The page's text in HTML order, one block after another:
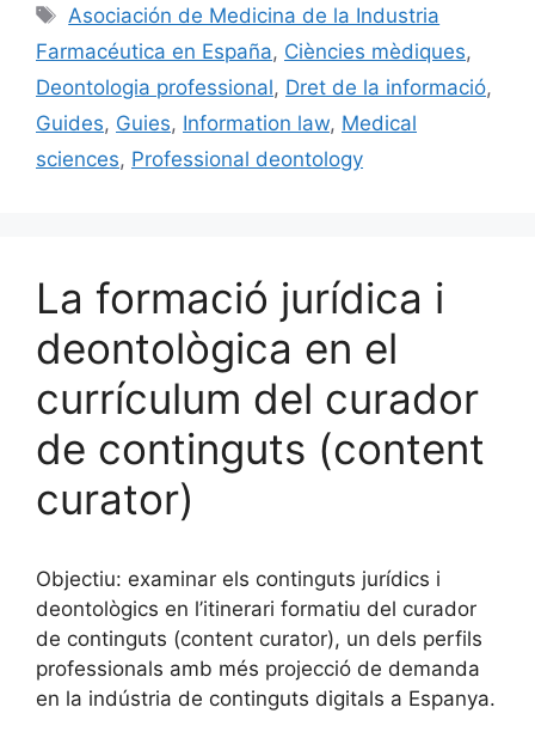
e
b
o
o
k
l
s
k
y
e
dI
n
p
ar
te
ix
Etiquetes
Asociación de Medicina de la Industria
Farmacéutica en España, Ciències mèdiques,
Deontologia professional, Dret de la informació,
Guides, Guies, Information law, Medical
sciences, Professional deontology
La formació jurídica i
deontològica en el
currículum del curador
de continguts (content
curator)
Objectiu: examinar els continguts jurídics i
deontològics en l’itinerari formatiu del curador
de continguts (content curator), un dels perfils
professionals amb més projecció de demanda
en la indústria de continguts digitals a Espanya.